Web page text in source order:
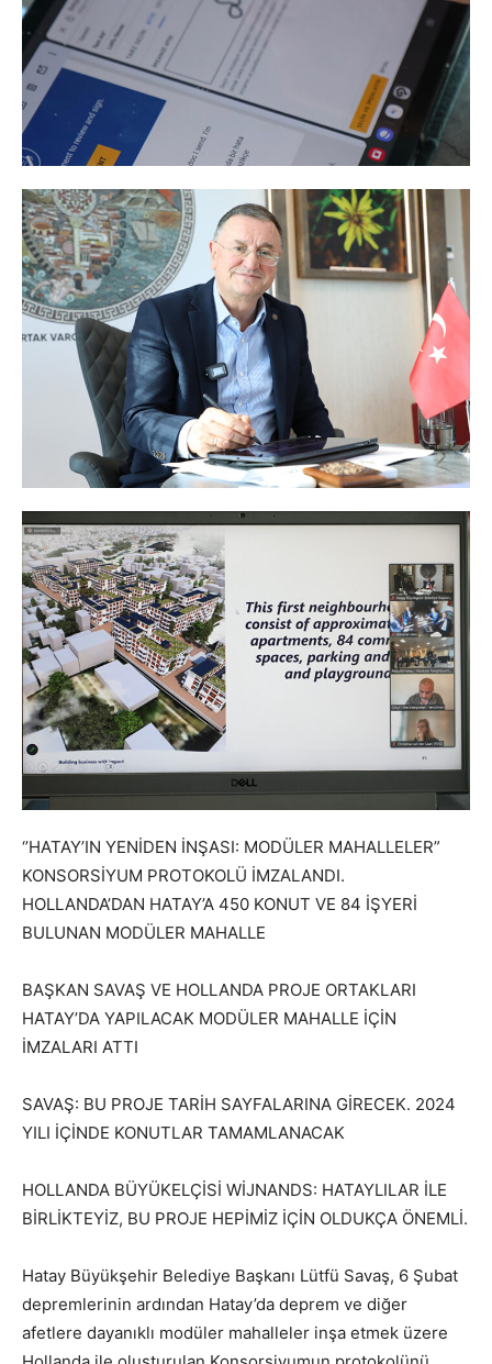
‘’HATAY’IN YENİDEN İNŞASI: MODÜLER MAHALLELER”
KONSORSİYUM PROTOKOLÜ İMZALANDI.
HOLLANDA’DAN HATAY’A 450 KONUT VE 84 İŞYERİ
BULUNAN MODÜLER MAHALLE
BAŞKAN SAVAŞ VE HOLLANDA PROJE ORTAKLARI
HATAY’DA YAPILACAK MODÜLER MAHALLE İÇİN
İMZALARI ATTI
SAVAŞ: BU PROJE TARİH SAYFALARINA GİRECEK. 2024
YILI İÇİNDE KONUTLAR TAMAMLANACAK
HOLLANDA BÜYÜKELÇİSİ WİJNANDS: HATAYLILAR İLE
BİRLİKTEYİZ, BU PROJE HEPİMİZ İÇİN OLDUKÇA ÖNEMLİ.
Hatay Büyükşehir Belediye Başkanı Lütfü Savaş, 6 Şubat
depremlerinin ardından Hatay’da deprem ve diğer
afetlere dayanıklı modüler mahalleler inşa etmek üzere